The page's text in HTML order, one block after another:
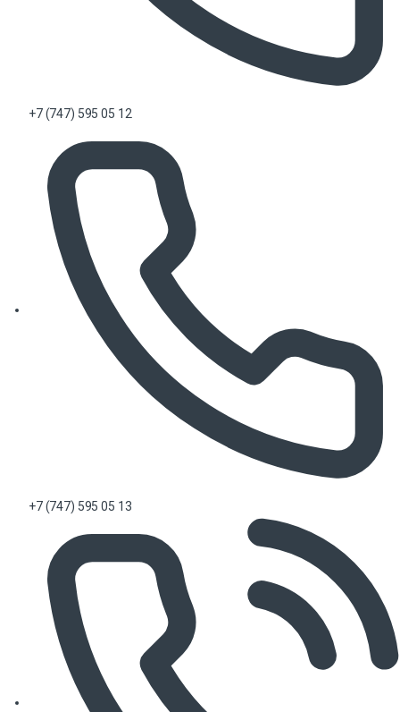
+7 (747) 595 05 12
+7 (747) 595 05 13